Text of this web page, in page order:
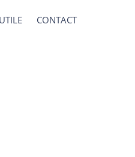
UTILE CONTACT